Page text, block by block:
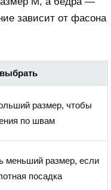
зависит от фасона
размер, чтобы
по швам
меньший размер, если
посадка